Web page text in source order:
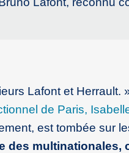
Lafont et Herrault.
de Paris,
est tombée sur
des multinationales,